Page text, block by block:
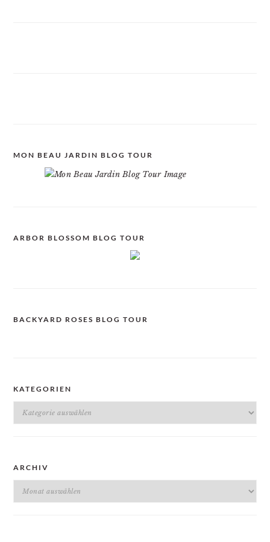
MON BEAU JARDIN BLOG TOUR
ARBOR BLOSSOM BLOG TOUR
BACKYARD ROSES BLOG TOUR
KATEGORIEN
Kategorien
ARCHIV
Archiv